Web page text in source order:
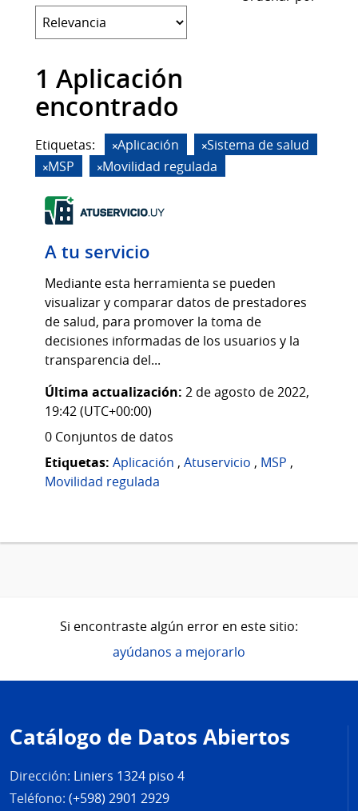
1 Aplicación
encontrado
Etiquetas: Aplicación
Sistema de salud
MSP
Movilidad regulada
A tu servicio
Mediante esta herramienta se pueden
visualizar y comparar datos de prestadores
de salud, para promover la toma de
decisiones informadas de los usuarios y la
transparencia del...
Última actualización: 2 de agosto de 2022,
19:42 (UTC+00:00)
0 Conjuntos de datos
Etiquetas: Aplicación , Atuservicio , MSP ,
Movilidad regulada
Si encontraste algún error en este sitio:
ayúdanos a mejorarlo
de
página
Catálogo de Datos Abiertos
Dirección: Liniers 1324 piso 4
Teléfono: (+598) 2901 2929